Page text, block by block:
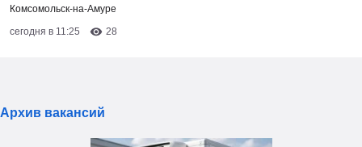
Комсомольск-на-Амуре
сегодня в 11:25
28
Архив вакансий